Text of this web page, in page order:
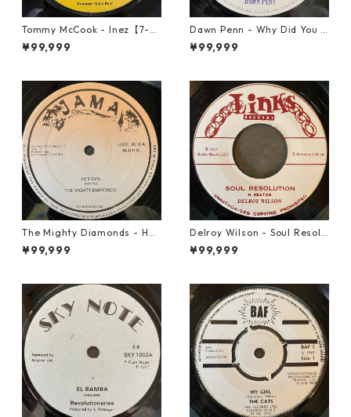
Tommy McCook - Inez【7-21
840】
¥99,999
Dawn Penn - Why Did You Li
e【7-21938】
¥99,999
The Mighty Diamonds - Hey
Girl【12-50053】
¥99,999
Delroy Wilson - Soul Resolu
tion【7-21935】
¥99,999